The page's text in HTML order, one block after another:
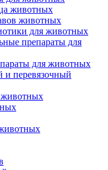
животных
животных
для животных
препараты для
для животных
и перевязочный
животных